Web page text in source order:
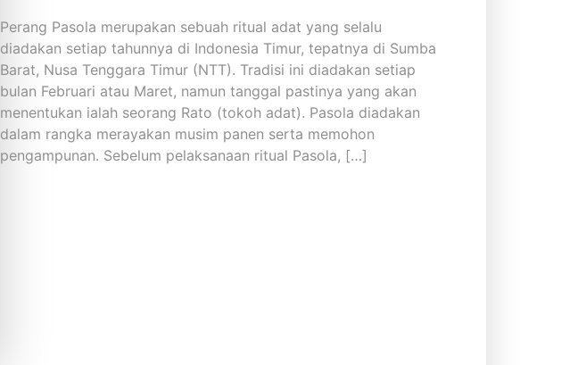
Perang Pasola merupakan sebuah ritual adat yang selalu
diadakan setiap tahunnya di Indonesia Timur, tepatnya di Sumba
Barat, Nusa Tenggara Timur (NTT). Tradisi ini diadakan setiap
bulan Februari atau Maret, namun tanggal pastinya yang akan
menentukan ialah seorang Rato (tokoh adat). Pasola diadakan
dalam rangka merayakan musim panen serta memohon
pengampunan. Sebelum pelaksanaan ritual Pasola, […]